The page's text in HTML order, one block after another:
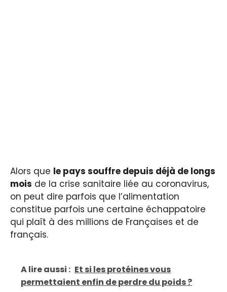
Alors que le pays souffre depuis déjà de longs
mois de la crise sanitaire liée au coronavirus,
on peut dire parfois que l’alimentation
constitue parfois une certaine échappatoire
qui plaît à des millions de Françaises et de
français.
A lire aussi : Et si les protéines vous
permettaient enfin de perdre du poids ?